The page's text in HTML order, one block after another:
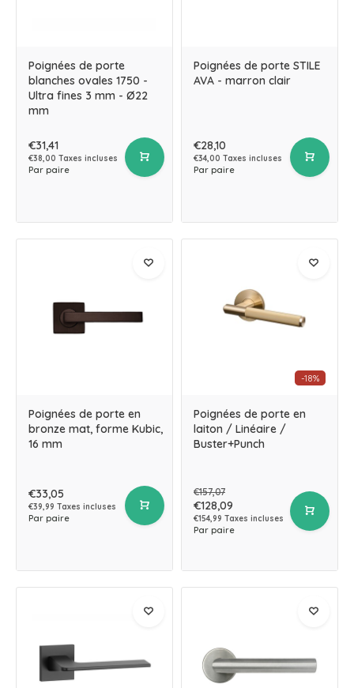
Poignées de porte
blanches ovales 1750 -
Ultra fines 3 mm - Ø22
mm
€31,41
€38,00 Taxes incluses
Par paire
Poignées de porte STILE
AVA - marron clair
€28,10
€34,00 Taxes incluses
Par paire
Poignées de porte en
bronze mat, forme Kubic,
16 mm
€33,05
€39,99 Taxes incluses
Par paire
-18%
Poignées de porte en
laiton / Linéaire /
Buster+Punch
€157,07
€128,09
€154,99 Taxes incluses
Par paire